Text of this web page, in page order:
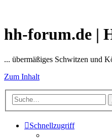
hh-forum.de |
... übermäßiges Schwitzen und
Zum Inhalt
Schnellzugriff